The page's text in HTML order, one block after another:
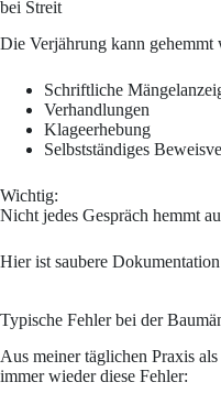
bei Streit
Die Verjährung kann
Schriftliche
Verhandlungen
Klageerhebung
Selbstständiges
Wichtig:
Nicht jedes Gespräch hemmt
Hier ist saubere
Typische Fehler bei der
Aus meiner täglichen Praxis
immer wieder diese Fehler: